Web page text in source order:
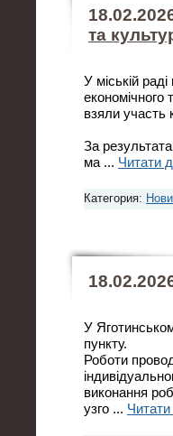
та
У міській
економічного
взяли участь
За
ма ... Читати
Категория:
У
пункту.
Роботи
виконання
узго ... Читати